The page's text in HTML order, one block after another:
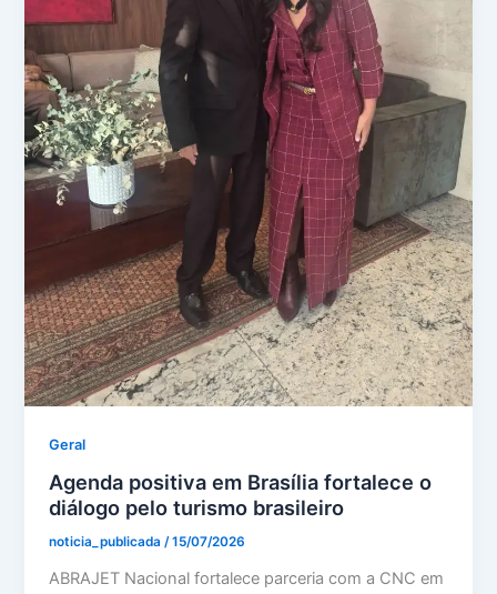
Geral
Agenda positiva em Brasília fortalece o
diálogo pelo turismo brasileiro
noticia_publicada/15/07/2026
ABRAJET Nacional fortalece parceria com a CNC em